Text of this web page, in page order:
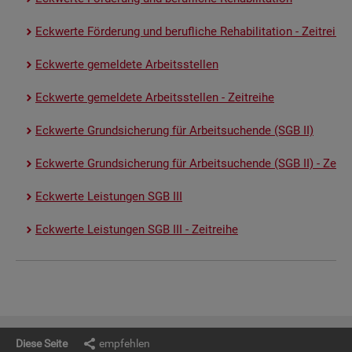
Eck­wer­te För­de­rung und be­ruf­li­che Re­ha­bi­li­ta­ti­on - Zeit­rei­he
Eck­wer­te ge­mel­de­te Ar­beits­stel­len
Eck­wer­te ge­mel­de­te Ar­beits­stel­len - Zeit­rei­he
Eck­wer­te Grund­si­che­rung für Ar­beit­su­chen­de (SGB II)
Eck­wer­te Grund­si­che­rung für Ar­beit­su­chen­de (SGB II) -
Eck­wer­te Leis­tun­gen SGB III
Eck­wer­te Leis­tun­gen SGB III - Zeit­rei­he
Diese Seite empfehlen